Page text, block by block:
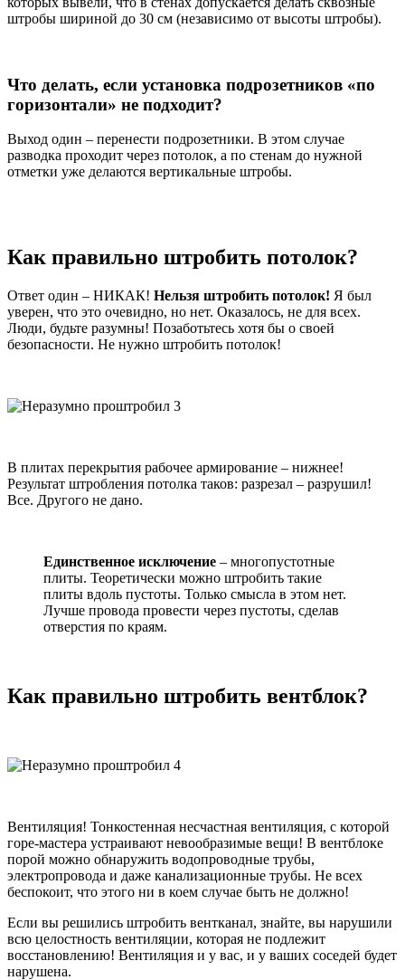
штробы шириной до 30 см (независимо от высоты штробы).
Что делать, если установка подрозетников «по
горизонтали» не подходит?
Выход один – перенести подрозетники. В этом случае
разводка проходит через потолок, а по стенам до нужной
отметки уже делаются вертикальные штробы.
Как правильно штробить потолок?
Ответ один – НИКАК! Нельзя штробить потолок! Я был
уверен, что это очевидно, но нет. Оказалось, не для всех.
Люди, будьте разумны! Позаботьтесь хотя бы о своей
безопасности. Не нужно штробить потолок!
В плитах перекрытия рабочее армирование – нижнее!
Результат штробления потолка таков: разрезал – разрушил!
Все. Другого не дано.
Единственное исключение – многопустотные
плиты. Теоретически можно штробить такие
плиты вдоль пустоты. Только смысла в этом нет.
Лучше провода провести через пустоты, сделав
отверстия по краям.
Как правильно штробить вентблок?
Вентиляция! Тонкостенная несчастная вентиляция, с которой
горе-мастера устраивают невообразимые вещи! В вентблоке
порой можно обнаружить водопроводные трубы,
электропровода и даже канализационные трубы. Не всех
беспокоит, что этого ни в коем случае быть не должно!
Если вы решились штробить вентканал, знайте, вы нарушили
всю целостность вентиляции, которая не подлежит
восстановлению! Вентиляция и у вас, и у ваших соседей будет
нарушена.